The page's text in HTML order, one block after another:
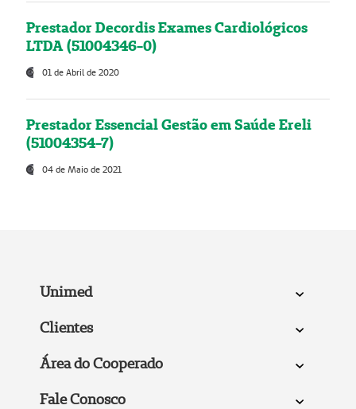
Prestador Decordis Exames Cardiológicos
LTDA (51004346-0)
01 de Abril de 2020
Prestador Essencial Gestão em Saúde Ereli
(51004354-7)
04 de Maio de 2021
Unimed
Clientes
Área do Cooperado
Fale Conosco